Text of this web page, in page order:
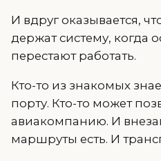
И вдруг оказывается,
держат систему, когда
перестают работать.
Кто-то из знакомых
порту. Кто-то может
авиакомпанию. И
маршруты есть. И